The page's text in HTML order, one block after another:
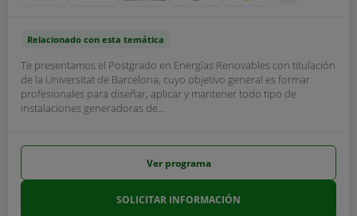
Relacionado con esta temática
Te presentamos el Postgrado en Energías Renovables con titulación
de la Universitat de Barcelona, cuyo objetivo general es formar
profesionales para diseñar, aplicar y mantener todo tipo de
instalaciones generadoras de...
Ver programa
SOLICITAR INFORMACIÓN